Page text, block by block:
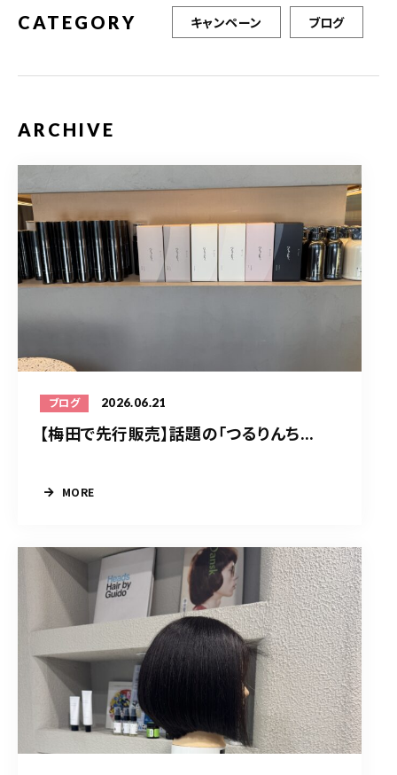
CATEGORY キャンペーン ブログ
ARCHIVE
ブログ 2026.06.21
【梅田で先行販売】話題の「つるりんち...
MORE